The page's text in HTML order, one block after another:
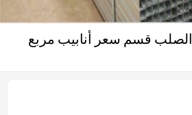
YOUFA تصنيع 2x2 الصلب قسم سعر أنابيب مربع